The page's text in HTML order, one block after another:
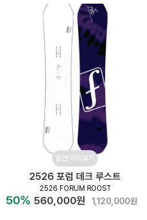
옵션 미리보기
2526 포럼 데크 루스트
2526 FORUM ROOST
50% 560,000원 1,120,000원